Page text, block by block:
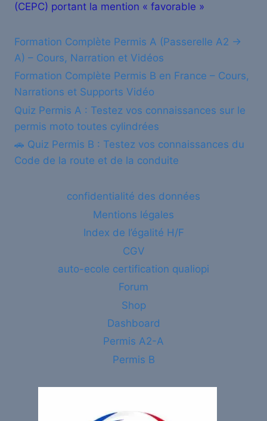
(CEPC) portant la mention « favorable »
Formation Complète Permis A (Passerelle A2 →
A) – Cours, Narration et Vidéos
Formation Complète Permis B en France – Cours,
Narrations et Supports Vidéo
Quiz Permis A : Testez vos connaissances sur le
permis moto toutes cylindrées
🚗 Quiz Permis B : Testez vos connaissances du
Code de la route et de la conduite
confidentialité des données
Mentions légales
Index de l’égalité H/F
CGV
auto-ecole certification qualiopi
Forum
Shop
Dashboard
Permis A2-A
Permis B